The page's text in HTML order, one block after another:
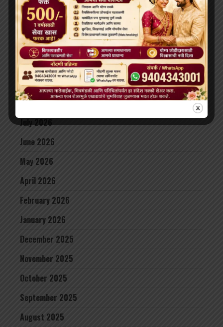
थाईलैंड के महामहिम राजा ने सड़क दुर्घटना में घायल भिक्षुओं की
देखभाल की जिम्मेदारी ली, शाही संरक्षण में होगा उपचार
दलाई लामा लद्दाख लौटे, भारत के हिमालयी बौद्ध संबंधों को और
मज़बूत किया
ARCHIVES
July 2026
June 2026
May 2026
April 2026
February 2026
January 2026
December 2025
November 2025
October 2025
September 2025
August 2025